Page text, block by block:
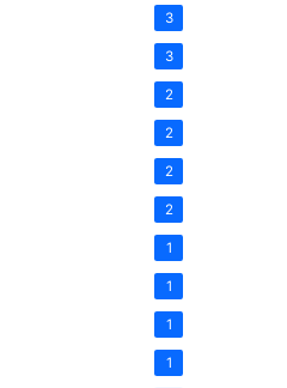
3
3
2
2
2
2
1
1
1
1